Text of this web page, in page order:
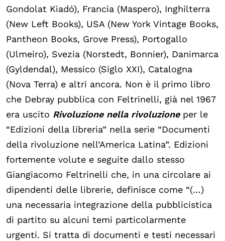
Gondolat Kiadó), Francia (Maspero), Inghilterra
(New Left Books), USA (New York Vintage Books,
Pantheon Books, Grove Press), Portogallo
(Ulmeiro), Svezia (Norstedt, Bonnier), Danimarca
(Gyldendal), Messico (Siglo XXI), Catalogna
(Nova Terra) e altri ancora. Non è il primo libro
che Debray pubblica con Feltrinelli, già nel 1967
era uscito Rivoluzione nella rivoluzioneper le
“Edizioni della libreria” nella serie “Documenti
della rivoluzione nell’America Latina”. Edizioni
fortemente volute e seguite dallo stesso
Giangiacomo Feltrinelli che, in una circolare ai
dipendenti delle librerie, definisce come “(…)
una necessaria integrazione della pubblicistica
di partito su alcuni temi particolarmente
urgenti. Si tratta di documenti e testi necessari